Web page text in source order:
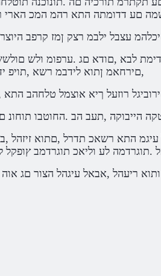
םע דדומתה התא רהמ המכ הארי
עצבל ילבמ רצק ןמז קרפב
,םירחאמ ןתוא לידבמ רשא ,תויפ
רוזעל ךיא אוצמל טלחהב
הייבוקה ,תעב הב .החוטבו תוחונ
.תוגרדמה לע וליאכ תוגרדמב